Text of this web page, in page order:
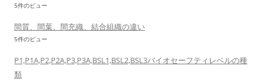
5件のビュー
間質、間葉、間充織、結合組織の違い
5件のビュー
P1,P1A,P2,P2A,P3,P3A,BSL1,BSL2,BSL3バイオセーフティレベルの種
類